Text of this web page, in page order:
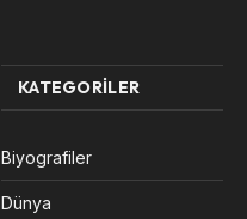
KATEGORILER
Biyografiler
Dünya